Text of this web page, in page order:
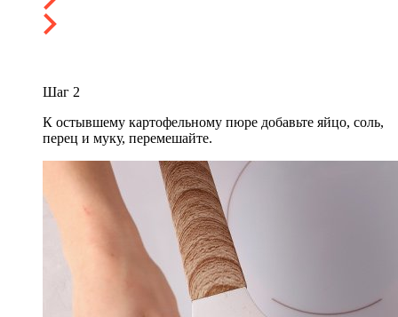
Шаг 2
К остывшему картофельному пюре добавьте яйцо, соль,
перец и муку, перемешайте.